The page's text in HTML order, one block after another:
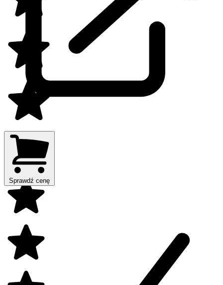
Sprawdź cenę